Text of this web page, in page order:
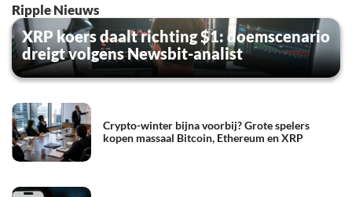
Ripple Nieuws
XRP koers daalt richting $1: doemscenario
dreigt volgens Newsbit-analist
Crypto-winter bijna voorbij? Grote spelers
kopen massaal Bitcoin, Ethereum en XRP